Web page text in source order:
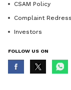
CSAM Policy
Complaint
Investors
FOLLOW US ON